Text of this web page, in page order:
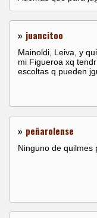
» juancitoo
Mainoldi, Leiva, y
mi Figueroa xq
escoltas q pueden
» peñarolense
Ninguno de quilmes